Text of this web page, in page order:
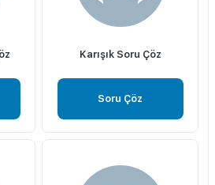
Karışık Soru Çöz
Soru Çöz